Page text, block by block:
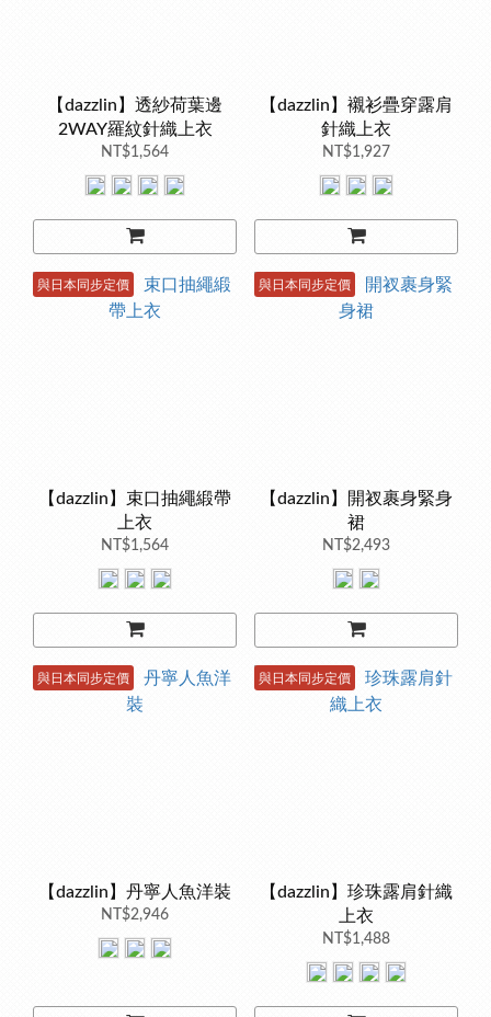
【dazzlin】透紗荷葉邊
2WAY羅紋針織上衣
NT$1,564
【dazzlin】襯衫疊穿露肩
針織上衣
NT$1,927
與日本同步定價
【dazzlin】束口抽繩緞帶
上衣
NT$1,564
與日本同步定價
【dazzlin】開衩裹身緊身
裙
NT$2,493
與日本同步定價
【dazzlin】丹寧人魚洋裝
NT$2,946
與日本同步定價
【dazzlin】珍珠露肩針織
上衣
NT$1,488